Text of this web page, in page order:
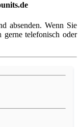
absenden. Wenn Sie
gerne telefonisch oder